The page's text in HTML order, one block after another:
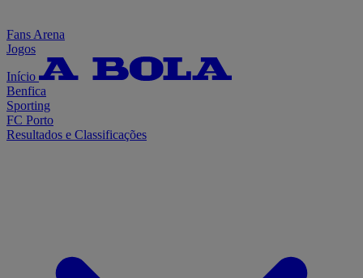
Fans Arena
Jogos
Início
Benfica
Sporting
FC Porto
Resultados e Classificações